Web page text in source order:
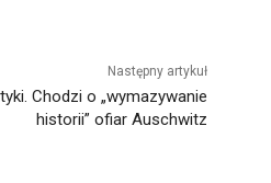
Następny artykuł
Chodzi o „wymazywanie
historii” ofiar Auschwitz